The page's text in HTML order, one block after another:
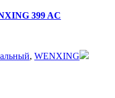
399 AC
, WENXING